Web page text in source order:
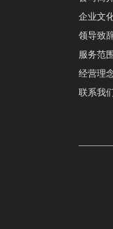
企业文
领导致
服务范围
经营理
联系我